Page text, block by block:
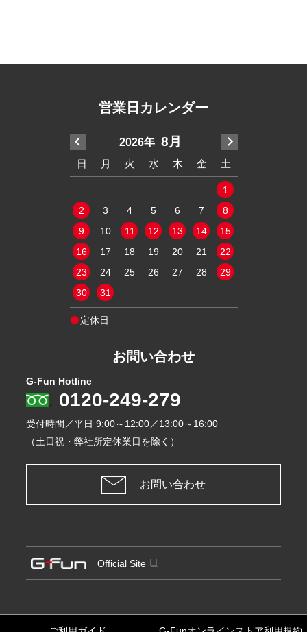
営業日カレンダー
2026年 8月
日 月 火 水 木 金 土
1
2
3 4 5 6 7
8
9
10 11 12 13 14
15
16
17 18 19 20 21
22
23
24 25 26 27 28
29
30
31
定休日
お問い合わせ
G-Fun Hotline
0120-249-279
受付時間／平日 9:00～12:00／13:00～16:00
（土日祝・弊社所定休業日を除く）
お問い合わせ
Official Site